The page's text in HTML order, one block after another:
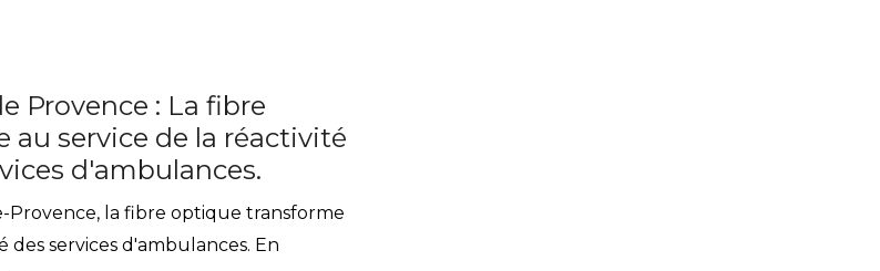
Provence : La fibre
au service de la réactivité
d'ambulances.
Provence, la fibre optique transforme
des services d'ambulances. En